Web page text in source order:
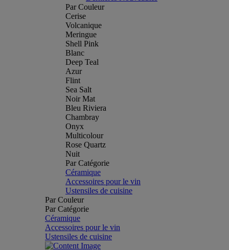
Par Couleur
Cerise
Volcanique
Meringue
Shell Pink
Blanc
Deep Teal
Azur
Flint
Sea Salt
Noir Mat
Bleu Riviera
Chambray
Onyx
Multicolour
Rose Quartz
Nuit
Par Catégorie
Céramique
Accessoires pour le vin
Ustensiles de cuisine
Par Couleur
Par Catégorie
Céramique
Accessoires pour le vin
Ustensiles de cuisine